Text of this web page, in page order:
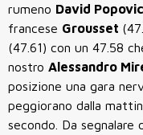
rumeno David
francese Grousset
(47.61) con un 47.58
nostro Alessandro
posizione una gara
peggiorano dalla
secondo. Da